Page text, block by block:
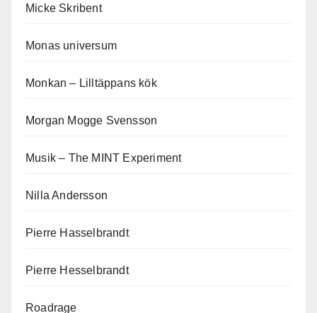
Micke Skribent
Monas universum
Monkan – Lilltäppans kök
Morgan Mogge Svensson
Musik – The MINT Experiment
Nilla Andersson
Pierre Hasselbrandt
Pierre Hesselbrandt
Roadrage